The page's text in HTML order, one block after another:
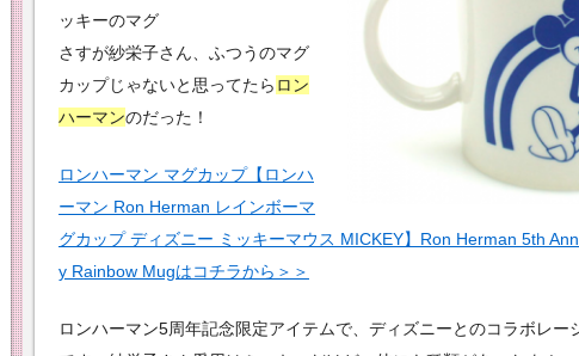
ッキーのマグ
さすが紗栄子さん、ふつうのマグ
カップじゃないと思ってたら ロン
ハーマンのだった！
ロンハーマン マグカップ【ロンハ
ーマン Ron Herman レインボーマ
グカップ ディズニー ミッキーマウス MICKEY】Ron Herman 5th
y Rainbow Mugはコチラから＞＞
ロンハーマン5周年記念限定アイテムで、ディズニーとのコラボレー